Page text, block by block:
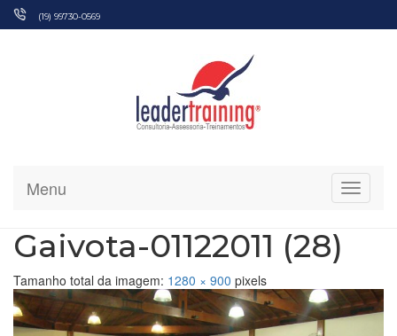
Pular
(19) 99730-0569
Menu
Gaivota-01122011 (28)
Tamanho total da imagem: 1280 × 900 pixels